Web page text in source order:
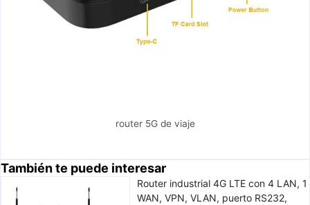
router 5G de viaje
También te puede interesar
Router industrial 4G LTE con 4 LAN, 1
WAN, VPN, VLAN, puerto RS232,